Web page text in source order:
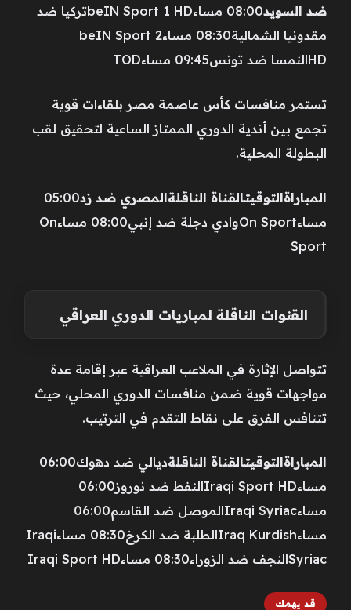
ضد السويد
08:00 مساءbeIN Sport 1 HDتركيا ضد
مقدونيا الشمالية08:30 مساءbeIN Sport 2
HDالنمسا ضد تونس09:45 مساءTOD
تستمر منافسات كأس عاصمة مصر بلقاءات قوية
تجمع بين أندية الدوري الممتاز الساعية لتحقيق لقب
البطولة المحلية.
المباراةالتوقيتالقناة الناقلةالمصري ضد زد05:00
مساءOn Sportوادي دجلة ضد إنبي08:00 مساءOn
Sport
القنوات الناقلة لمباريات الدوري العراقي
تتواصل الإثارة في الملاعب العراقية عبر إقامة عدة
مواجهات قوية ضمن منافسات الدوري المحلي، حيث
تتنافس الفرق على نقاط التقدم في الترتيب.
المباراةالتوقيتالقناة الناقلة
ديالي ضد دهوك06:00
مساءIraqi Sport HDالنفط ضد نوروز06:00
مساءIraqi Syriacالموصل ضد القاسم06:00
مساءIraq Kurdishالطلبة ضد الكرخ08:30 مساءIraqi
Syriacالنجف ضد الزوراء08:30 مساءIraqi Sport HD
قد يهمك